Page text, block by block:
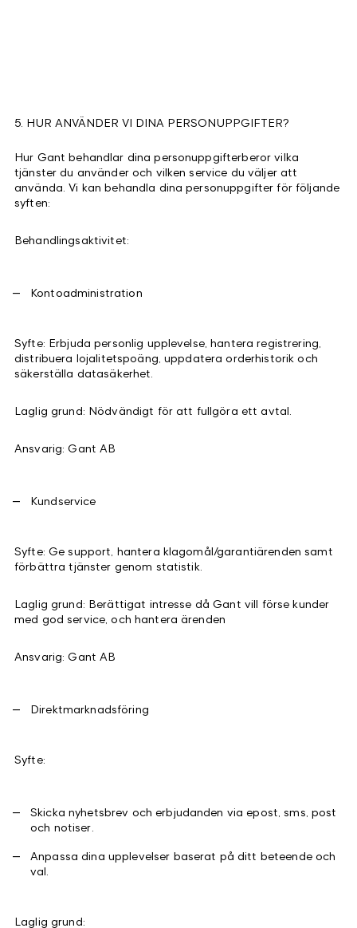
5. HUR ANVÄNDER VI DINA PERSONUPPGIFTER?
Hur Gant behandlar dina personuppgifterberor vilka
tjänster du använder och vilken service du väljer att
använda. Vi kan behandla dina personuppgifter för följande
syften:
Behandlingsaktivitet:
Kontoadministration
Syfte: Erbjuda personlig upplevelse, hantera registrering,
distribuera lojalitetspoäng, uppdatera orderhistorik och
säkerställa datasäkerhet.
Laglig grund: Nödvändigt för att fullgöra ett avtal.
Ansvarig: Gant AB
Kundservice
Syfte: Ge support, hantera klagomål/garantiärenden samt
förbättra tjänster genom statistik.
Laglig grund: Berättigat intresse då Gant vill förse kunder
med god service, och hantera ärenden
Ansvarig: Gant AB
Direktmarknadsföring
Syfte:
Skicka nyhetsbrev och erbjudanden via epost, sms, post
och notiser.
Anpassa dina upplevelser baserat på ditt beteende och
val.
Laglig grund: